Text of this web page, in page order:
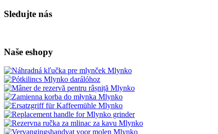
Sledujte nás
Naše eshopy